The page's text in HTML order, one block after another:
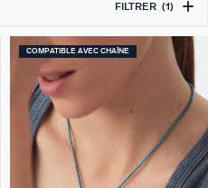
FILTRER (1)
COMPATIBLE AVEC CHAÎNE